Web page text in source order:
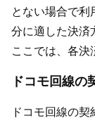
とない場合で
分に適した決済
ここでは、各決
ドコモ回線の
ドコモ回線の